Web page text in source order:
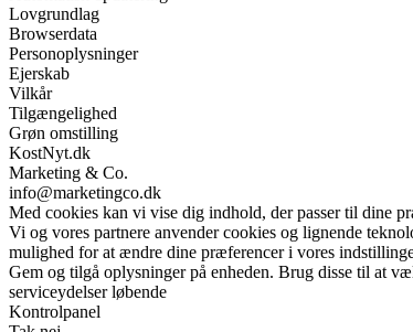
Lovgrundlag
Browserdata
Personoplysninger
Ejerskab
Vilkår
Tilgængelighed
Grøn omstilling
KostNyt.dk
Marketing & Co.
info@marketingco.dk
Med cookies kan vi vise dig indhold, der passer til dine
Vi og vores partnere anvender cookies og lignende
mulighed for at ændre dine præferencer i vores
Gem og tilgå oplysninger på enheden. Brug disse til at
serviceydelser løbende
Kontrolpanel